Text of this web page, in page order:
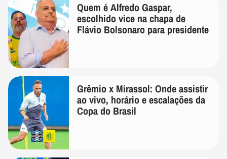
Quem é Alfredo Gaspar,
escolhido vice na chapa de
Flávio Bolsonaro para presidente
Grêmio x Mirassol: Onde assistir
ao vivo, horário e escalações da
Copa do Brasil